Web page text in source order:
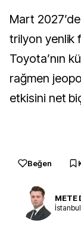
Mart
trilyon yenlik
Toyota’nın
rağmen
etkisini net
Beğen
METE